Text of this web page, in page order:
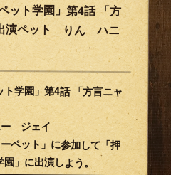
ット学園」第4話 「方
演ペット りん ハニ
学園」第4話 「方言ニャ
ジェイ
ペット」に参加して「押
」に出演しよう。